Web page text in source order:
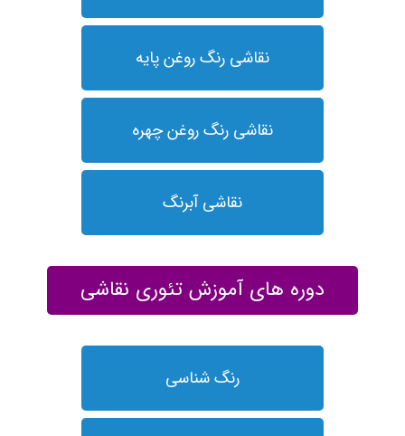
نقاشی رنگ روغن پایه
نقاشی رنگ روغن چهره
نقاشی آبرنگ
دوره های آموزش تئوری نقاشی
رنگ شناسی